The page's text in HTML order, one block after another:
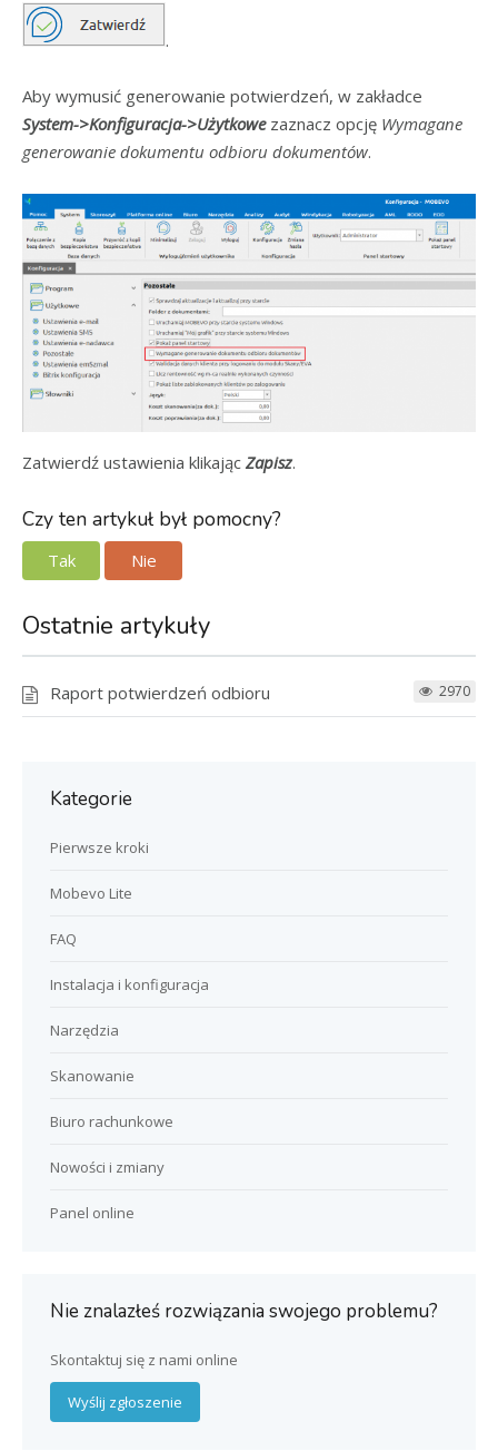
.
Aby wymusić generowanie potwierdzeń, w zakładce
System->Konfiguracja->Użytkowezaznacz opcję Wymagane
generowanie dokumentu odbioru dokumentów.
Zatwierdź ustawienia klikając Zapisz.
Czy ten artykuł był pomocny?
Tak Nie
Ostatnie artykuły
Raport potwierdzeń odbioru 2970
Kategorie
Pierwsze kroki
Mobevo Lite
FAQ
Instalacja i konfiguracja
Narzędzia
Skanowanie
Biuro rachunkowe
Nowości i zmiany
Panel online
Nie znalazłeś rozwiązania swojego problemu?
Skontaktuj się z nami online
Wyślij zgłoszenie